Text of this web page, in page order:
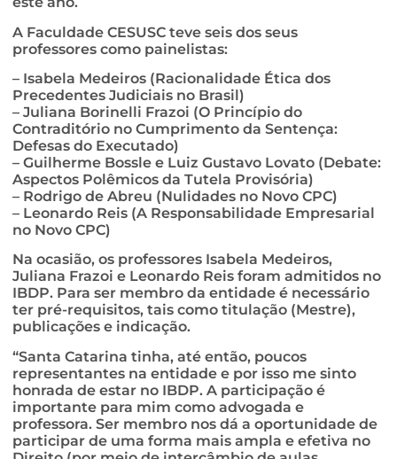
A Faculdade CESUSC teve seis dos seus
professores como painelistas:
– Isabela Medeiros (Racionalidade Ética dos
Precedentes Judiciais no Brasil)
– Juliana Borinelli Frazoi (O Princípio do
Contraditório no Cumprimento da Sentença:
Defesas do Executado)
– Guilherme Bossle e Luiz Gustavo Lovato (Debate:
Aspectos Polêmicos da Tutela Provisória)
– Rodrigo de Abreu (Nulidades no Novo CPC)
– Leonardo Reis (A Responsabilidade Empresarial
no Novo CPC)
Na ocasião, os professores Isabela Medeiros,
Juliana Frazoi e Leonardo Reis foram admitidos no
IBDP. Para ser membro da entidade é necessário
ter pré-requisitos, tais como titulação (Mestre),
publicações e indicação.
“Santa Catarina tinha, até então, poucos
representantes na entidade e por isso me sinto
honrada de estar no IBDP. A participação é
importante para mim como advogada e
professora. Ser membro nos dá a oportunidade de
participar de uma forma mais ampla e efetiva no